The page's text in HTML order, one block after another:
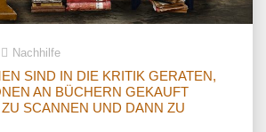
Nachhilfe
SIND IN DIE KRITIK GERATEN,
AN BÜCHERN GEKAUFT
SCANNEN UND DANN ZU